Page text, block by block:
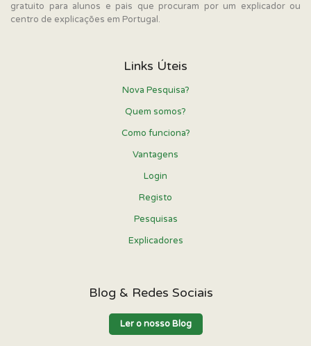
gratuito para alunos e pais que procuram por um explicador ou
centro de explicações em Portugal.
Links Úteis
Nova Pesquisa?
Quem somos?
Como funciona?
Vantagens
Login
Registo
Pesquisas
Explicadores
Blog & Redes Sociais
Ler o nosso Blog